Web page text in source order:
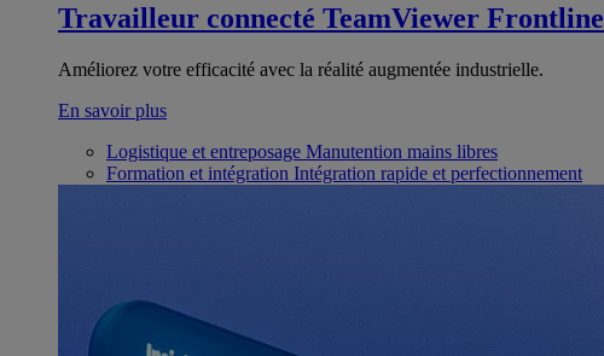
Travailleur connecté TeamViewer Frontline
Améliorez votre efficacité avec la réalité augmentée industrielle.
En savoir plus
Logistique et entreposage Manutention mains libres
Formation et intégration Intégration rapide et perfectionnement